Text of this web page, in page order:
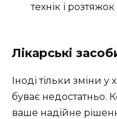
технік і
Лікарські
Іноді тільки зміни у
буває недостатньо.
ваше надійне